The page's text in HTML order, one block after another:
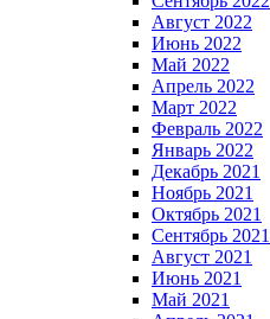
Август 2022
Июнь 2022
Май 2022
Апрель 2022
Март 2022
Февраль 2022
Январь 2022
Декабрь 2021
Ноябрь 2021
Октябрь 2021
Сентябрь 2021
Август 2021
Июнь 2021
Май 2021